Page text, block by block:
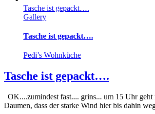
Tasche ist gepackt….
Gallery
Tasche ist gepackt….
Pedi’s Wohnküche
Tasche ist gepackt….
OK....zumindest fast.... grins... um 15 Uhr
Daumen, dass der starke Wind hier bis dahin